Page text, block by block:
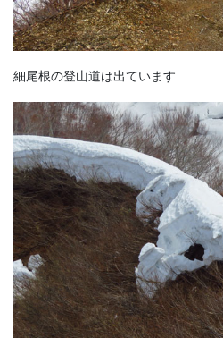
細尾根の登山道は出ています